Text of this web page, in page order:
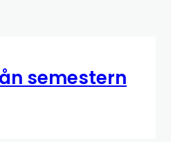
semestern